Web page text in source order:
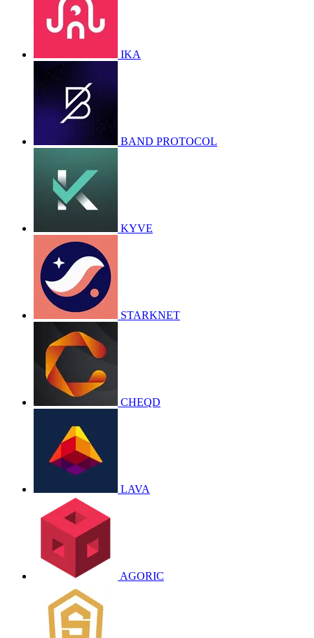
IKA
BAND PROTOCOL
KYVE
STARKNET
CHEQD
LAVA
AGORIC